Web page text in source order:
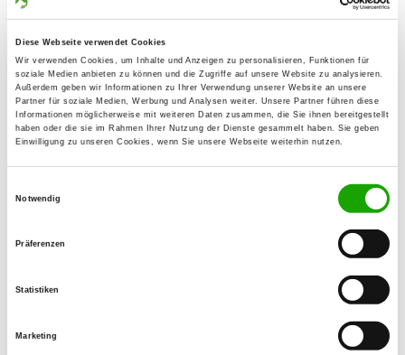
Diese Webseite verwendet Cookies
Wir verwenden Cookies, um Inhalte und Anzeigen zu personalisieren, Funktionen für
soziale Medien anbieten zu können und die Zugriffe auf unsere Website zu analysieren.
Außerdem geben wir Informationen zu Ihrer Verwendung unserer Website an unsere
Partner für soziale Medien, Werbung und Analysen weiter. Unsere Partner führen diese
Informationen möglicherweise mit weiteren Daten zusammen, die Sie ihnen bereitgestellt
haben oder die sie im Rahmen Ihrer Nutzung der Dienste gesammelt haben. Sie geben
Einwilligung zu unseren Cookies, wenn Sie unsere Webseite weiterhin nutzen.
Notwendig
Präferenzen
Statistiken
Marketing
OG - Badem
Auf Hochwinkel
54636 Badem
OG - Gerolstein e.V.
Lissinger Str. 37a
Details
Hauptstr.
Auf dem Tonhügel 1